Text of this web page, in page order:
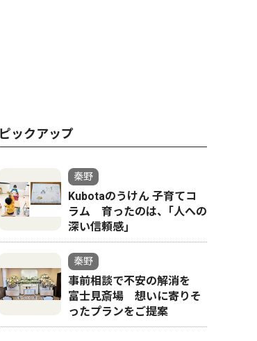
ピックアップ
秦野
Kubotaのうけん 子育てコ
ラム 育ったのは、｢人への
深い信頼感｣
秦野
事前相談で不安の解消を
富士見斎場 想いに寄りそ
ったプランをご提案